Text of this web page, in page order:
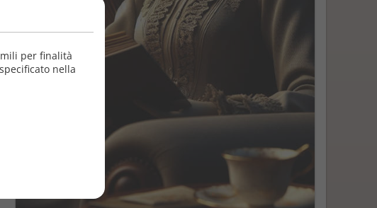
per finalità
nella